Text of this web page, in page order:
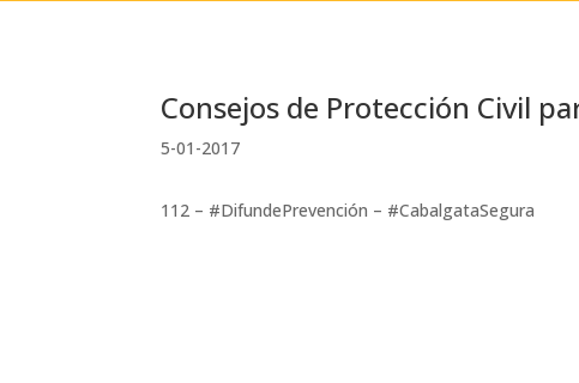
Consejos de Protección Civil
5-01-2017
112 – #DifundePrevención – #CabalgataSegura